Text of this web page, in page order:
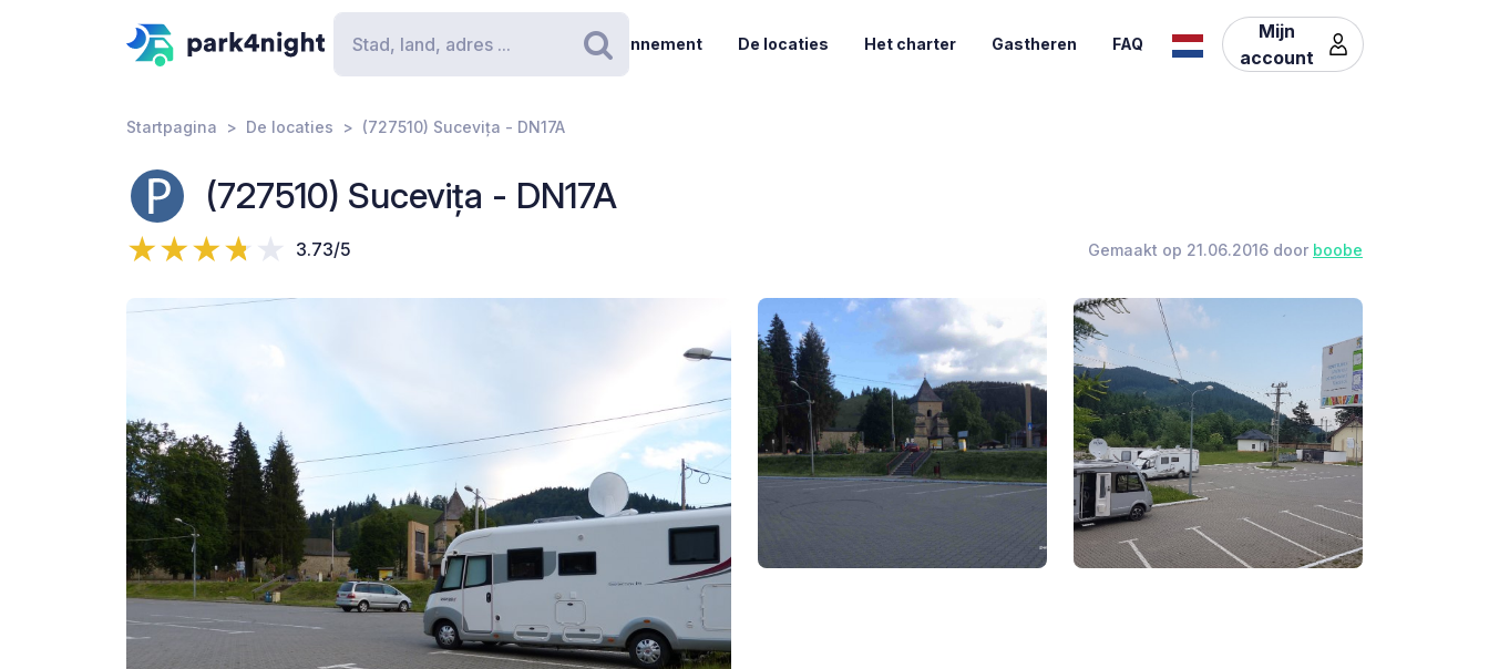
Zoeken
Abonnement De locaties Het charter Gastheren FAQ
Mijn
account
Startpagina De locaties (727510) Sucevița - DN17A
(727510) Sucevița - DN17A
3.73/5 Gemaakt op 21.06.2016 door boobe